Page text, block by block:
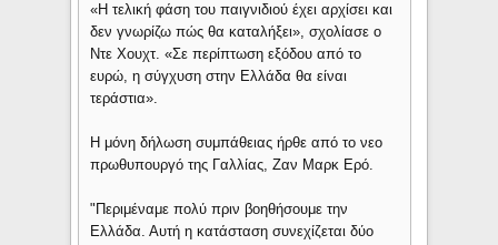
«Η τελική φάση του παιγνιδιού έχει αρχίσει και
δεν γνωρίζω πώς θα καταλήξει», σχολίασε ο
Ντε Χουχτ. «Σε περίπτωση εξόδου από το
ευρώ, η σύγχυση στην Ελλάδα θα είναι
τεράστια».
Η μόνη δήλωση συμπάθειας ήρθε από το νεο
πρωθυπουργό της Γαλλίας, Ζαν Μαρκ Ερό.
"Περιμέναμε πολύ πριν βοηθήσουμε την
Ελλάδα. Αυτή η κατάσταση συνεχίζεται δύο